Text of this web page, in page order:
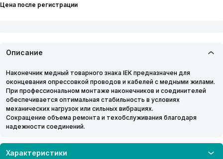
Цена после регистрации
Описание
Наконечник медный товарного знака IEK предназначен для
оконцевания опрессовкой проводов и кабелей с медными жилами.
При профессиональном монтаже наконечников и соединителей
обеспечивается оптимальная стабильность в условиях
механических нагрузок или сильных вибрациях.
Сокращение объема ремонта и техобслуживания благодаря
надежности соединений.
Характеристики